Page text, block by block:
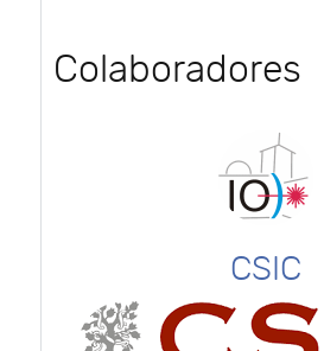
Colaboradores
CSIC